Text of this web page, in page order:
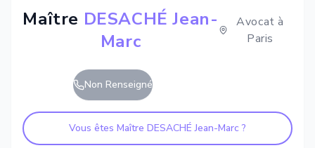
Maître DESACHÉ Jean-
Marc
Avocat à
Paris
Non Renseigné
Vous êtes Maître DESACHÉ Jean-Marc ?